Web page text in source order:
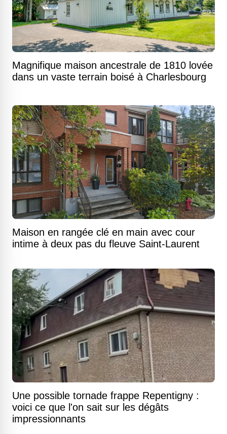
Magnifique maison ancestrale de 1810 lovée
dans un vaste terrain boisé à Charlesbourg
Maison en rangée clé en main avec cour
intime à deux pas du fleuve Saint-Laurent
Une possible tornade frappe Repentigny :
voici ce que l'on sait sur les dégâts
impressionnants